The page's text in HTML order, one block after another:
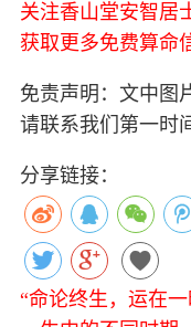
关注香山堂安智居
获取更多免费算命
免责声明：文中图
请联系我们第一时
分享链接：
“命论终生，运在